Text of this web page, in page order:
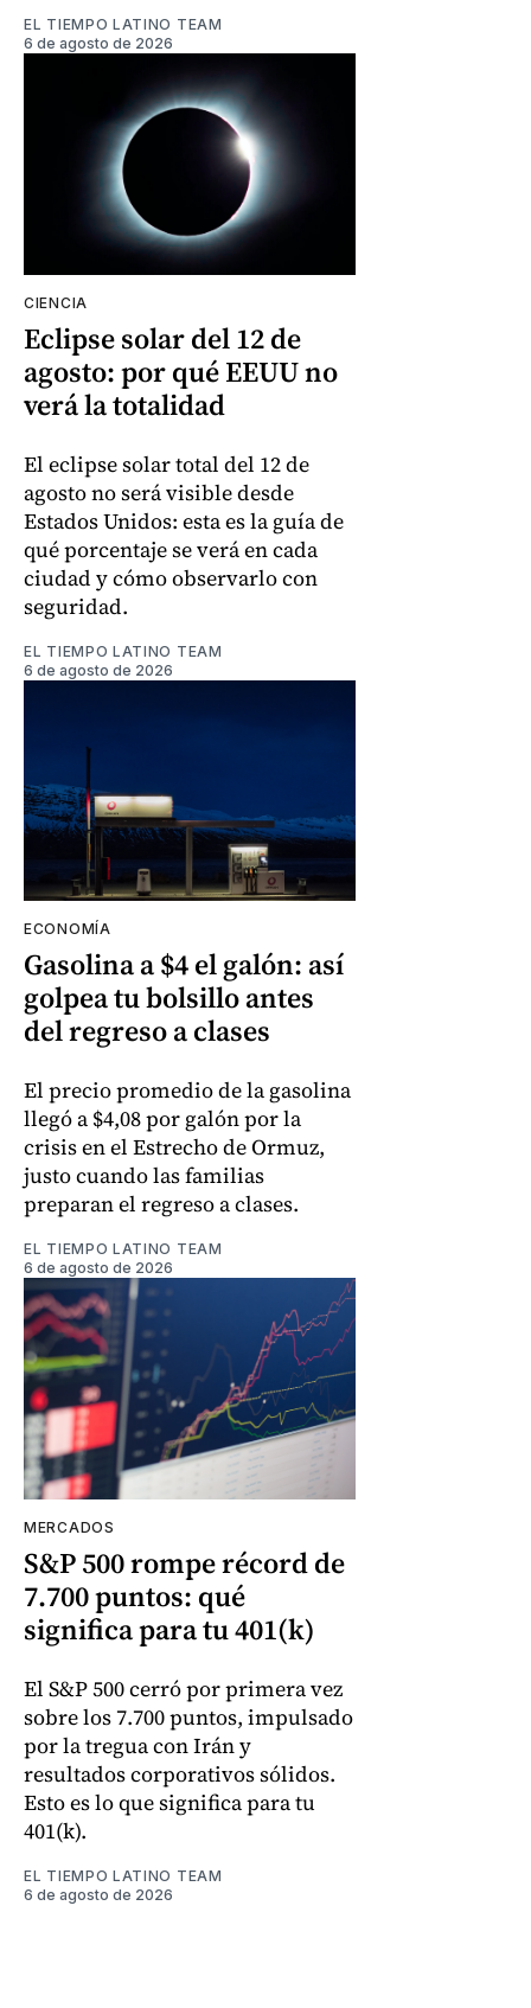
EL TIEMPO LATINO TEAM
6 de agosto de 2026
CIENCIA
Eclipse solar del 12 de
agosto: por qué EEUU no
verá la totalidad
El eclipse solar total del 12 de
agosto no será visible desde
Estados Unidos: esta es la guía de
qué porcentaje se verá en cada
ciudad y cómo observarlo con
seguridad.
EL TIEMPO LATINO TEAM
6 de agosto de 2026
ECONOMÍA
Gasolina a $4 el galón: así
golpea tu bolsillo antes
del regreso a clases
El precio promedio de la gasolina
llegó a $4,08 por galón por la
crisis en el Estrecho de Ormuz,
justo cuando las familias
preparan el regreso a clases.
EL TIEMPO LATINO TEAM
6 de agosto de 2026
MERCADOS
S&P 500 rompe récord de
7.700 puntos: qué
significa para tu 401(k)
El S&P 500 cerró por primera vez
sobre los 7.700 puntos, impulsado
por la tregua con Irán y
resultados corporativos sólidos.
Esto es lo que significa para tu
401(k).
EL TIEMPO LATINO TEAM
6 de agosto de 2026